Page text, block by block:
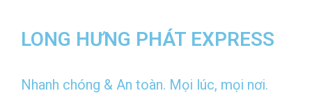
LONG HƯNG PHÁT EXPRESS
Nhanh chóng & An toàn. Mọi lúc, mọi nơi.